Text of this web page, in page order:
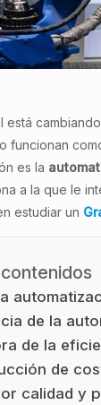
está
funcionan
es la
a la que le
estudiar un
de la
de la
de
calidad y